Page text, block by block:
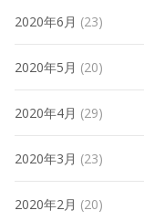
2020年6月 (23)
2020年5月 (20)
2020年4月 (29)
2020年3月 (23)
2020年2月 (20)